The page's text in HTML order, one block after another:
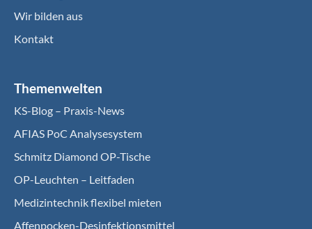
Wir bilden aus
Kontakt
Themenwelten
KS-Blog – Praxis-News
AFIAS PoC Analysesystem
Schmitz Diamond OP-Tische
OP-Leuchten – Leitfaden
Medizintechnik flexibel mieten
Affenpocken-Desinfektionsmittel